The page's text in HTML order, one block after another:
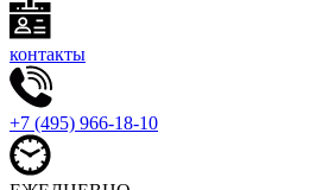
контакты
+7 (495) 966-18-10